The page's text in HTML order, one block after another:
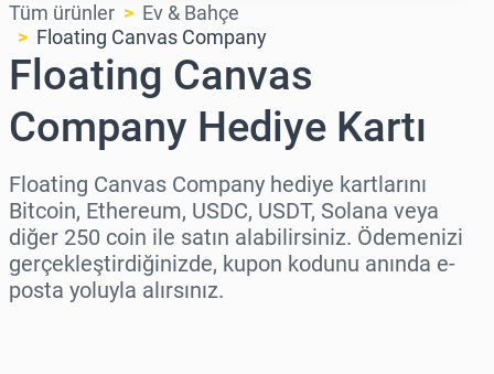
Tüm ürünler
Ev & Bahçe
Floating Canvas Company
Floating Canvas
Company Hediye Kartı
Floating Canvas Company hediye kartlarını
Bitcoin, Ethereum, USDC, USDT, Solana veya
diğer 250 coin ile satın alabilirsiniz. Ödemenizi
gerçekleştirdiğinizde, kupon kodunu anında e-
posta yoluyla alırsınız.